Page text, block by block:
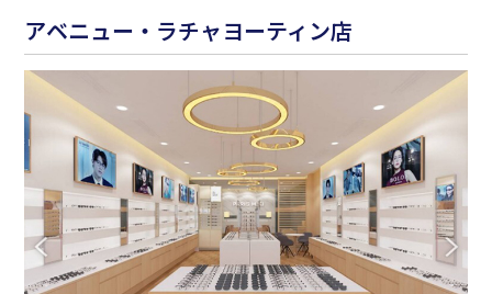
アベニュー・ラチャヨーティン店